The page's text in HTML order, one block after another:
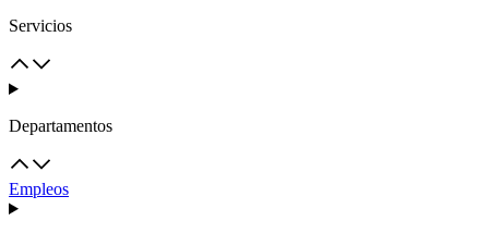
Servicios
Departamentos
Empleos